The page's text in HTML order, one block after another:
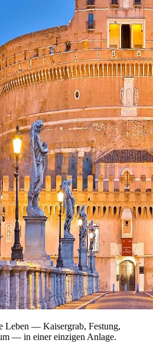
Leben — Kaisergrab, Festung,
— in einer einzigen Anlage.